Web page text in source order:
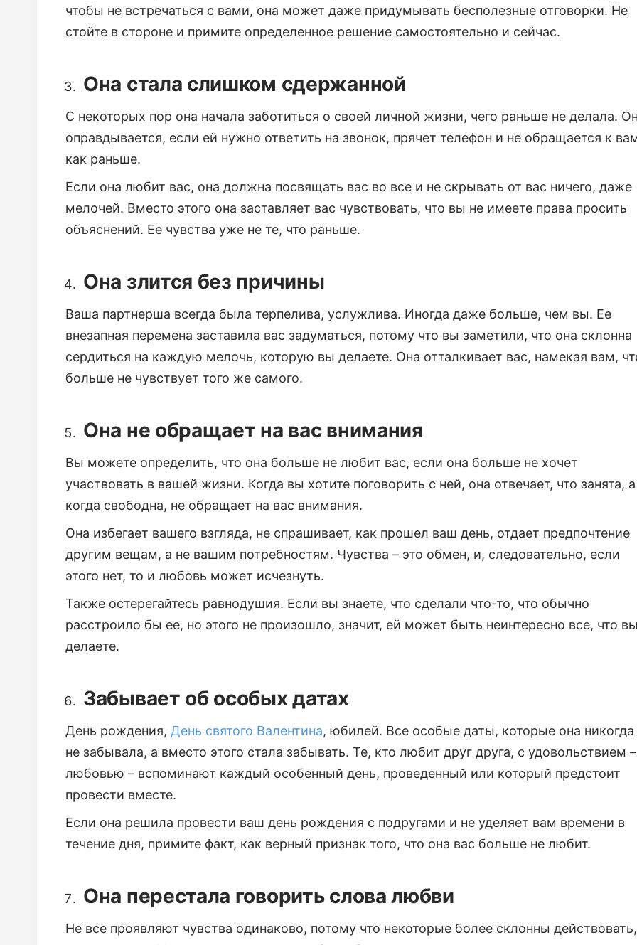
чтобы не встречаться с вами, она может даже придумывать бесполезные отговорки. Не
стойте в стороне и примите определенное решение самостоятельно и сейчас.
Она стала слишком сдержанной
С некоторых пор она начала заботиться о своей личной жизни, чего раньше не делала.
оправдывается, если ей нужно ответить на звонок, прячет телефон и не обращается к
как раньше.
Если она любит вас, она должна посвящать вас во все и не скрывать от вас ничего, даже
мелочей. Вместо этого она заставляет вас чувствовать, что вы не имеете права просить
объяснений. Ее чувства уже не те, что раньше.
Она злится без причины
Ваша партнерша всегда была терпелива, услужлива. Иногда даже больше, чем вы. Ее
внезапная перемена заставила вас задуматься, потому что вы заметили, что она склонна
сердиться на каждую мелочь, которую вы делаете. Она отталкивает вас, намекая вам,
больше не чувствует того же самого.
Она не обращает на вас внимания
Вы можете определить, что она больше не любит вас, если она больше не хочет
участвовать в вашей жизни. Когда вы хотите поговорить с ней, она отвечает, что занята, а
когда свободна, не обращает на вас внимания.
Она избегает вашего взгляда, не спрашивает, как прошел ваш день, отдает предпочтение
другим вещам, а не вашим потребностям. Чувства – это обмен, и, следовательно, если
этого нет, то и любовь может исчезнуть.
Также остерегайтесь равнодушия. Если вы знаете, что сделали что-то, что обычно
расстроило бы ее, но этого не произошло, значит, ей может быть неинтересно все, что
делаете.
Забывает об особых датах
День рождения, День святого Валентина, юбилей. Все особые даты, которые она никогда
не забывала, а вместо этого стала забывать. Те, кто любит друг друга, с удовольствием
любовью – вспоминают каждый особенный день, проведенный или который предстоит
провести вместе.
Если она решила провести ваш день рождения с подругами и не уделяет вам времени в
течение дня, примите факт, как верный признак того, что она вас больше не любит.
Она перестала говорить слова любви
Не все проявляют чувства одинаково, потому что некоторые более склонны действовать,